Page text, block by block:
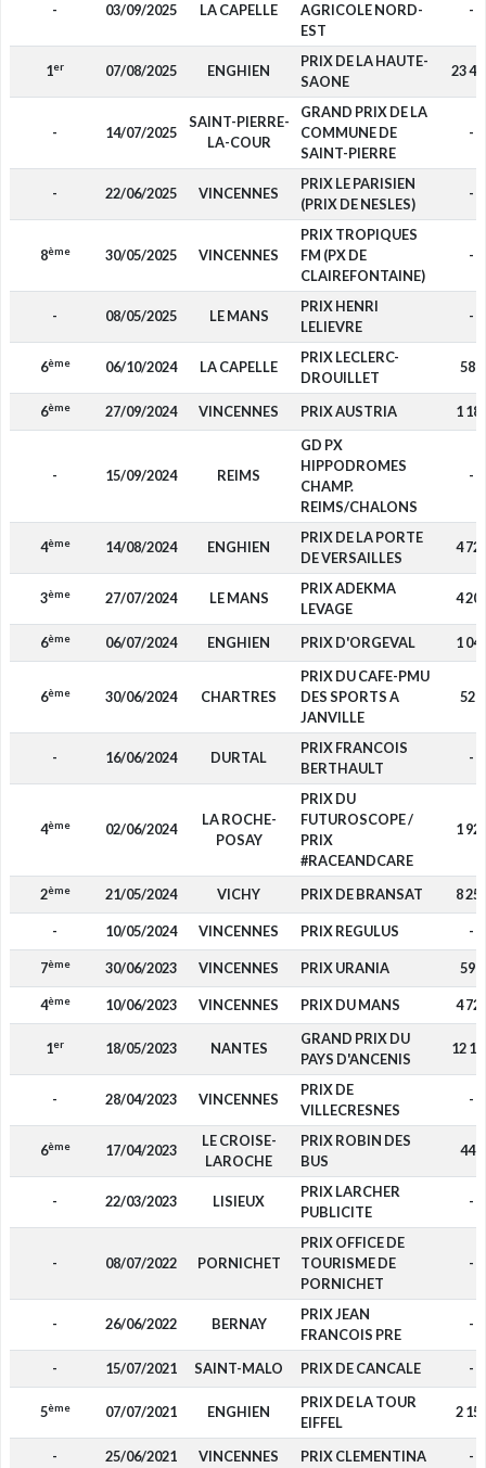
- 03/09/2025 LA CAPELLE
AGRICOLE NORD-
EST
-
1er 07/08/2025 ENGHIEN
PRIX DE LA HAUTE-
SAONE
23
- 14/07/2025
SAINT-PIERRE-
LA-COUR
GRAND PRIX DE LA
COMMUNE DE
SAINT-PIERRE
-
- 22/06/2025 VINCENNES
PRIX LE PARISIEN
(PRIX DE NESLES)
-
8ème 30/05/2025 VINCENNES
PRIX TROPIQUES
FM (PX DE
CLAIREFONTAINE)
-
- 08/05/2025 LE MANS
PRIX HENRI
LELIEVRE
-
6ème 06/10/2024 LA CAPELLE
PRIX LECLERC-
DROUILLET
580
6ème 27/09/2024 VINCENNES PRIX AUSTRIA 1
- 15/09/2024 REIMS
GD PX
HIPPODROMES
CHAMP.
REIMS/CHALONS
-
4ème 14/08/2024 ENGHIEN
PRIX DE LA PORTE
DE VERSAILLES
4
3ème 27/07/2024 LE MANS
PRIX ADEKMA
LEVAGE
4
6ème 06/07/2024 ENGHIEN PRIX D'ORGEVAL 1
6ème 30/06/2024 CHARTRES
PRIX DU CAFE-PMU
DES SPORTS A
JANVILLE
520
- 16/06/2024 DURTAL
PRIX FRANCOIS
BERTHAULT
-
4ème 02/06/2024
LA ROCHE-
POSAY
PRIX DU
FUTUROSCOPE /
PRIX
#RACEANDCARE
1
2ème 21/05/2024 VICHY PRIX DE BRANSAT 8
- 10/05/2024 VINCENNES PRIX REGULUS -
7ème 30/06/2023 VINCENNES PRIX URANIA 590
4ème 10/06/2023 VINCENNES PRIX DU MANS 4
1er 18/05/2023 NANTES
GRAND PRIX DU
PAYS D'ANCENIS
12
- 28/04/2023 VINCENNES
PRIX DE
VILLECRESNES
-
6ème 17/04/2023
LE CROISE-
LAROCHE
PRIX ROBIN DES
BUS
440
- 22/03/2023 LISIEUX
PRIX LARCHER
PUBLICITE
-
- 08/07/2022 PORNICHET
PRIX OFFICE DE
TOURISME DE
PORNICHET
-
- 26/06/2022 BERNAY
PRIX JEAN
FRANCOIS PRE
-
- 15/07/2021 SAINT-MALO PRIX DE CANCALE -
5ème 07/07/2021 ENGHIEN
PRIX DE LA TOUR
EIFFEL
2
- 25/06/2021 VINCENNES PRIX CLEMENTINA -